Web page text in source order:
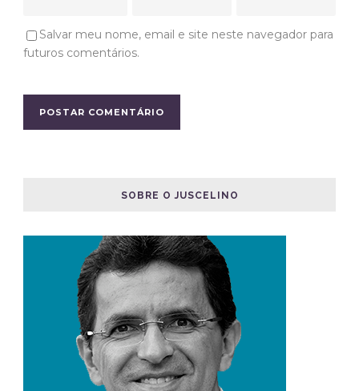
Salvar meu nome, email e site neste navegador para
futuros comentários.
SOBRE O JUSCELINO